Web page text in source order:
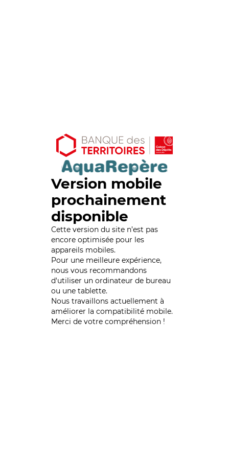
Version mobile
prochainement
disponible
Cette version du site n’est pas
encore optimisée pour les
appareils mobiles.
Pour une meilleure expérience,
nous vous recommandons
d'utiliser un ordinateur de bureau
ou une tablette.
Nous travaillons actuellement à
améliorer la compatibilité mobile.
Merci de votre compréhension !